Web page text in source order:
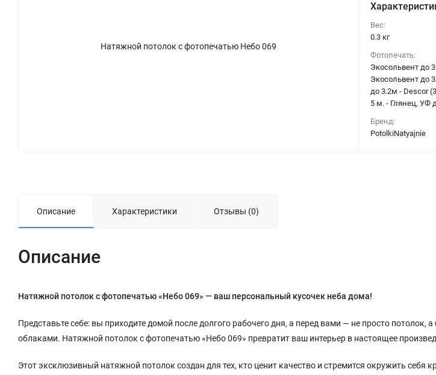
Натяжной потолок с фотопечатью Небо 069
Вес:
0.3 кг
Фотопечать:
Экосольвент до
Экосольвент до
до 3.2м - Descor
5 м. - Глянец, УФ
Бренд:
PotolkiNatyajnie
Описание Характеристики Отзывы (0)
Описание
Натяжной потолок с фотопечатью «Небо 069» — ваш персональный кусочек неба дома!
Представьте себе: вы приходите домой после долгого рабочего дня, а перед вами — не просто потолок,
облаками. Натяжной потолок с фотопечатью «Небо 069» превратит ваш интерьер в настоящее
Этот эксклюзивный натяжной потолок создан для тех, кто ценит качество и стремится окружить